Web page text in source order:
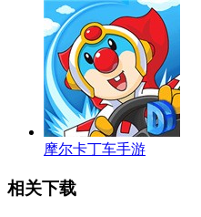
摩尔卡丁车手游
相关下载